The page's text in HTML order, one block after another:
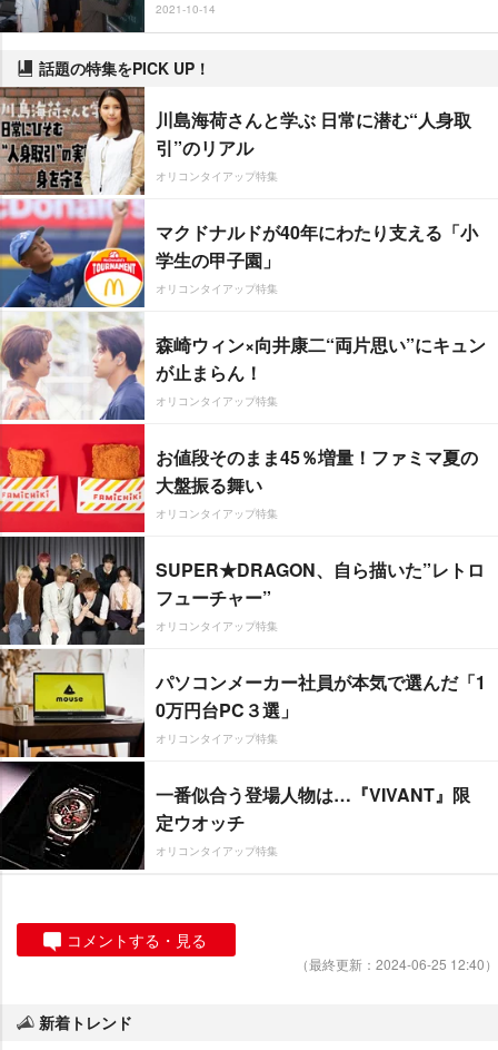
2021-10-14
話題の特集をPICK UP！
川島海荷さんと学ぶ 日常に潜む“人身取
引”のリアル
オリコンタイアップ特集
マクドナルドが40年にわたり支える「小
学生の甲子園」
オリコンタイアップ特集
森崎ウィン×向井康二“両片思い”にキュン
が止まらん！
オリコンタイアップ特集
お値段そのまま45％増量！ファミマ夏の
大盤振る舞い
オリコンタイアップ特集
SUPER★DRAGON、自ら描いた”レトロ
フューチャー”
オリコンタイアップ特集
パソコンメーカー社員が本気で選んだ「1
0万円台PC３選」
オリコンタイアップ特集
一番似合う登場人物は…『VIVANT』限
定ウオッチ
オリコンタイアップ特集
コメントする・見る
（最終更新：2024-06-25 12:40）
新着トレンド